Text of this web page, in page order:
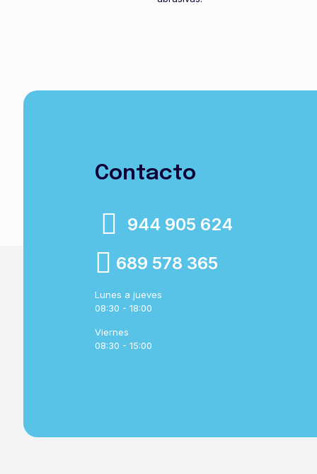
Contacto
944 905 624
689 578 365
Lunes a jueves
08:30 - 18:00
Viernes
08:30 - 15:00